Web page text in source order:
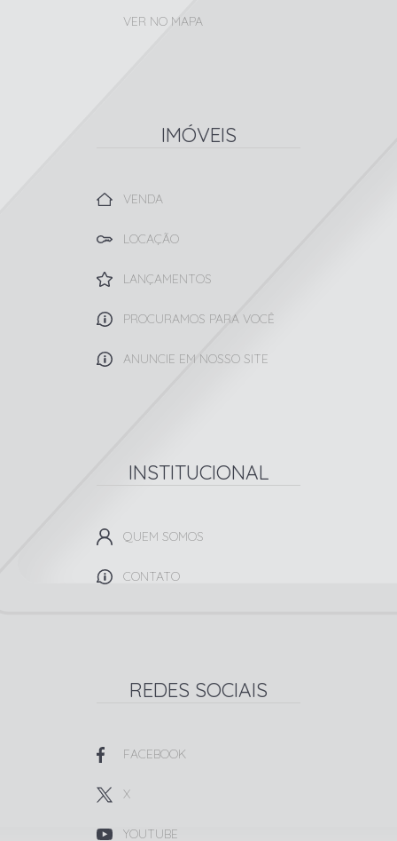
VER NO MAPA
IMÓVEIS
VENDA
LOCAÇÃO
LANÇAMENTOS
PROCURAMOS PARA VOCÊ
ANUNCIE EM NOSSO SITE
INSTITUCIONAL
QUEM SOMOS
CONTATO
REDES SOCIAIS
FACEBOOK
X
YOUTUBE